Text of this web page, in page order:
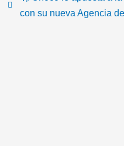
o
k
con su nueva Agencia